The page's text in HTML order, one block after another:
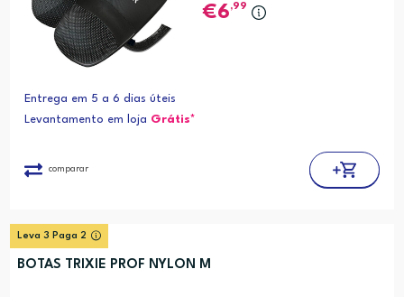
6,99
Entrega em 5 a 6 dias úteis
Levantamento em loja Grátis*
comparar
Leva 3 Paga 2
BOTAS TRIXIE PROF NYLON M